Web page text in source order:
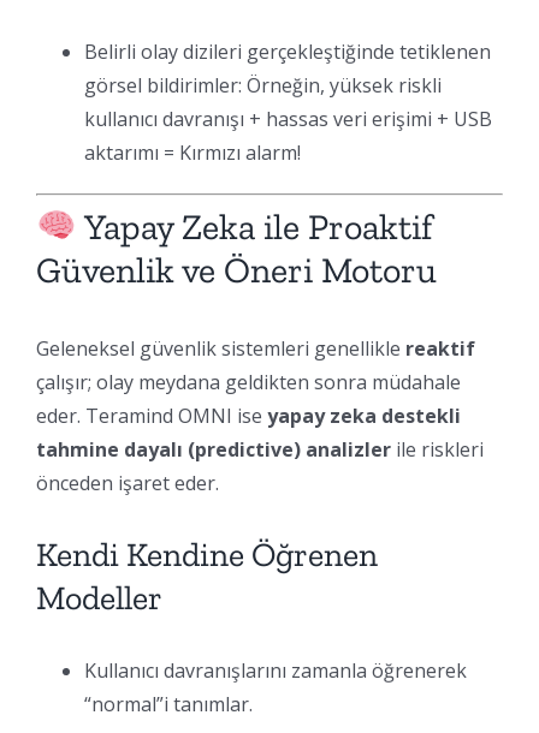
Belirli olay dizileri gerçekleştiğinde tetiklenen
görsel bildirimler: Örneğin, yüksek riskli
kullanıcı davranışı + hassas veri erişimi + USB
aktarımı = Kırmızı alarm!
Yapay Zeka ile Proaktif
Güvenlik ve Öneri Motoru
Geleneksel güvenlik sistemleri genellikle reaktif
çalışır; olay meydana geldikten sonra müdahale
eder. Teramind OMNI ise yapay zeka destekli
tahmine dayalı (predictive) analizler ile riskleri
önceden işaret eder.
Kendi Kendine Öğrenen
Modeller
Kullanıcı davranışlarını zamanla öğrenerek
“normal”i tanımlar.